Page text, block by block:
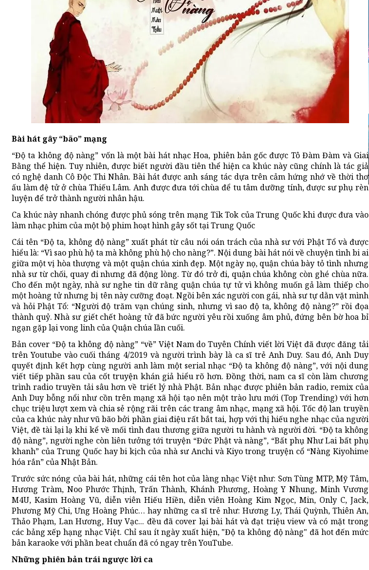
Bài hát gây “bão” mạng
“Độ ta không độ nàng” vốn là một bài hát nhạc Hoa, phiên bản gốc được Tô Đàm Đàm và Giai
Bằng thể hiện. Tuy nhiên, được biết người đầu tiên thể hiện ca khúc này cũng chính là tác giả
có nghệ danh Cô Độc Thi Nhân. Bài hát được anh sáng tác dựa trên cảm hứng nhớ về thời thơ
ấu làm đệ tử ở chùa Thiếu Lâm. Anh được đưa tới chùa để tu tâm dưỡng tính, được sư phụ rèn
luyện để trở thành người nhân hậu.
Ca khúc này nhanh chóng được phủ sóng trên mạng Tik Tok của Trung Quốc khi được đưa vào
làm nhạc phim của một bộ phim hoạt hình gây sốt tại Trung Quốc
Cái tên “Độ ta, không độ nàng” xuất phát từ câu nói oán trách của nhà sư với Phật Tổ và được
hiểu là: “Vì sao phù hộ ta mà không phù hộ cho nàng?”. Nội dung bài hát nói về chuyện tình bi ai
giữa một vị hòa thượng và một quận chúa xinh đẹp. Một ngày nọ, quận chúa bày tỏ tình nhưng
nhà sư từ chối, quay đi nhưng đã động lòng. Từ đó trở đi, quận chúa không còn ghé chùa nữa.
Cho đến một ngày, nhà sư nghe tin dữ rằng quận chúa tự tử vì không muốn gả làm thiếp cho
một hoàng tử nhưng bị tên này cưỡng đoạt. Ngồi bên xác người con gái, nhà sư tự dằn vặt mình
và hỏi Phật Tổ: “Người độ trăm vạn chúng sinh, nhưng vì sao độ ta, không độ nàng?” rồi đọa
thành quỷ. Nhà sư giết chết hoàng tử đã bức người yêu rồi xuống âm phủ, đứng bên bờ hoa bỉ
ngạn gặp lại vong linh của Quận chúa lần cuối.
Bản cover “Độ ta không độ nàng” “về” Việt Nam do Tuyên Chính viết lời Việt đã được đăng tải
trên Youtube vào cuối tháng 4/2019 và người trình bày là ca sĩ trẻ Anh Duy. Sau đó, Anh Duy
quyết định kết hợp cùng người anh làm một serial nhạc “Độ ta không độ nàng”, với nội dung
viết tiếp phần sau của cốt truyện khán giả hiểu rõ hơn. Đồng thời, nam ca sĩ còn làm chương
trình radio truyền tải sâu hơn về triết lý nhà Phật. Bản nhạc được phiên bản radio, remix của
Anh Duy bỗng nổi như cồn trên mạng xã hội tạo nên một trào lưu mới (Top Trending) với hơn
chục triệu lượt xem và chia sẻ rộng rãi trên các trang âm nhạc, mạng xã hội. Tốc độ lan truyền
của ca khúc này như vũ bão bởi phần giai điệu rất bắt tai, hợp với thị hiếu nghe nhạc của người
Việt, đề tài lại lạ khi kể về mối tình đau thương giữa người tu hành và người đời. “Độ ta không
độ nàng”, người nghe còn liên tưởng tới truyện “Đức Phật và nàng”, “Bất phụ Như Lai bất phụ
khanh” của Trung Quốc hay bi kịch của nhà sư Anchi và Kiyo trong truyện cổ “Nàng Kiyohime
hóa rắn” của Nhật Bản.
Trước sức nóng của bài hát, những cái tên hot của làng nhạc Việt như: Sơn Tùng MTP, Mỹ Tâm,
Hương Tràm, Noo Phước Thịnh, Trấn Thành, Khánh Phương, Hoàng Y Nhung, Minh Vương
M4U, Kasim Hoàng Vũ, diễn viên Hiếu Hiền, diễn viên Hoàng Kim Ngọc, Min, Only C, Jack,
Phương Mỹ Chi, Ưng Hoàng Phúc… hay những ca sĩ trẻ như: Hương Ly, Thái Quỳnh, Thiên An,
Thảo Phạm, Lan Hương, Huy Vạc... đều đã cover lại bài hát và đạt triệu view và có mặt trong
các bảng xếp hạng nhạc Việt. Chỉ sau ít ngày xuất hiện, "Độ ta không độ nàng" đã hot đến mức
bản karaoke với phần beat chuẩn đã có ngay trên YouTube.
Những phiên bản trái ngược lời ca